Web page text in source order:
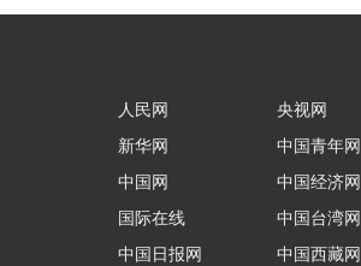
人民网
新华网
中国网
国际在线
中国日报网
央视网
中国青年网
中国经济网
中国台湾网
中国西藏网